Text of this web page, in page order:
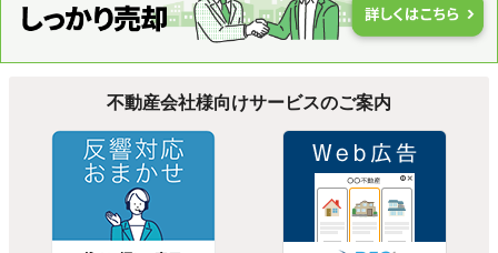
不動産会社様向けサービスのご案内